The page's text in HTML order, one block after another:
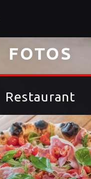
FOTOS
Restaurant